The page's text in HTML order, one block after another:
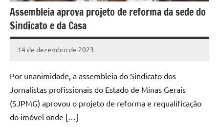
Assembleia aprova projeto de reforma da sede do
Sindicato e da Casa
14 de dezembro de 2023
Marcelo
Nenhum
Por unanimidade, a assembleia do Sindicato dos
Jornalistas profissionais do Estado de Minas Gerais
(SJPMG) aprovou o projeto de reforma e requalificação
do imóvel onde […]